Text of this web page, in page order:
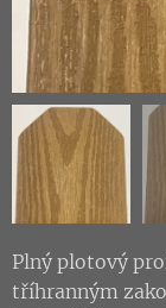
Plný plotový
tříhranným